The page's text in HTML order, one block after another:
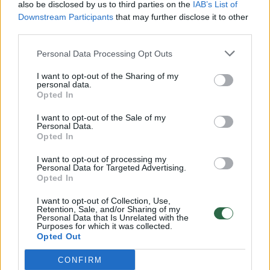
also be disclosed by us to third parties on the IAB’s List of
Downstream Participants that may further disclose it to other
Personal Data Processing Opt Outs
I want to opt-out of the Sharing of my
personal data.
Opted In
I want to opt-out of the Sale of my
Personal Data.
Opted In
I want to opt-out of processing my
Personal Data for Targeted Advertising.
Opted In
I want to opt-out of Collection, Use,
Retention, Sale, and/or Sharing of my
Personal Data that Is Unrelated with the
Purposes for which it was collected.
Opted Out
CONFIRM
Žinios | Lietuvos diena
Savaitės vidurys nusimato karštas: temperatūra kils iki
Žinios | Orai
00:15:54
V. Zalužno pasisakymą laiko bandymu įsitvirtinti
Ukrainos politikoje: jis yra neteisus
Laidos | Nauja diena
Nufilmavo, kaip patvino Vilniaus Vakarinis aplinkkelis:
vaizdas pribloškia
Žinios | Lietuvos diena